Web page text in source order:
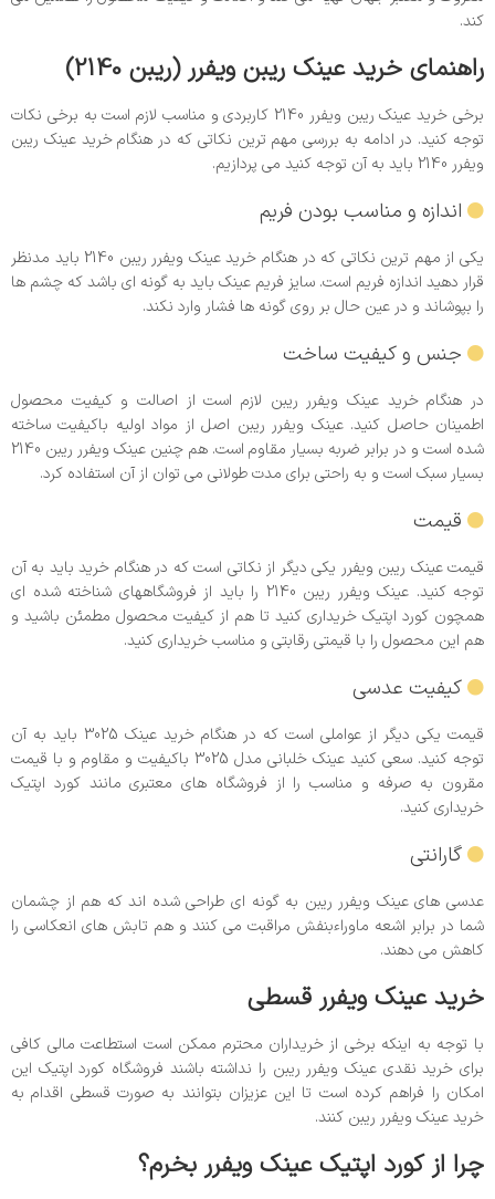
کند.
راهنمای خرید عینک ریبن ویفرر (ریبن 2140)
برخی خرید عینک ریبن ویفرر 2140 کاربردی و مناسب لازم است به برخی نکات
توجه کنید. در ادامه به بررسی مهم ترین نکاتی که در هنگام خرید عینک ریبن
ویفرر 2140 باید به آن توجه کنید می پردازیم.
اندازه و مناسب بودن فریم
یکی از مهم ترین نکاتی که در هنگام خرید عینک ویفرر ریبن 2140 باید مدنظر
قرار دهید اندازه فریم است. سایز فریم عینک باید به گونه ای باشد که چشم ها
را بپوشاند و در عین حال بر روی گونه ها فشار وارد نکند.
جنس و کیفیت ساخت
در هنگام خرید عینک ویفرر ریبن لازم است از اصالت و کیفیت محصول
اطمینان حاصل کنید. عینک ویفرر ریبن اصل از مواد اولیه باکیفیت ساخته
شده است و در برابر ضربه بسیار مقاوم است. هم چنین عینک ویفرر ریبن 2140
بسیار سبک است و به راحتی برای مدت طولانی می توان از آن استفاده کرد.
قیمت
قیمت عینک ریبن ویفرر یکی دیگر از نکاتی است که در هنگام خرید باید به آن
توجه کنید. عینک ویفرر ریبن 2140 را باید از فروشگاههای شناخته شده ای
همچون کورد اپتیک خریداری کنید تا هم از کیفیت محصول مطمئن باشید و
هم این محصول را با قیمتی رقابتی و مناسب خریداری کنید.
کیفیت عدسی
قیمت یکی دیگر از عواملی است که در هنگام خرید عینک 3025 باید به آن
توجه کنید. سعی کنید عینک خلبانی مدل 3025 باکیفیت و مقاوم و با قیمت
مقرون به صرفه و مناسب را از فروشگاه های معتبری مانند کورد اپتیک
خریداری کنید.
گارانتی
عدسی های عینک ویفرر ریبن به گونه ای طراحی شده اند که هم از چشمان
شما در برابر اشعه ماوراءبنفش مراقبت می کنند و هم تابش های انعکاسی را
کاهش می دهند.
خرید عینک ویفرر قسطی
با توجه به اینکه برخی از خریداران محترم ممکن است استطاعت مالی کافی
برای خرید نقدی عینک ویفرر ریبن را نداشته باشند فروشگاه کورد اپتیک این
امکان را فراهم کرده است تا این عزیزان بتوانند به صورت قسطی اقدام به
خرید عینک ویفرر ریبن کنند.
چرا از کورد اپتیک عینک ویفرر بخرم؟